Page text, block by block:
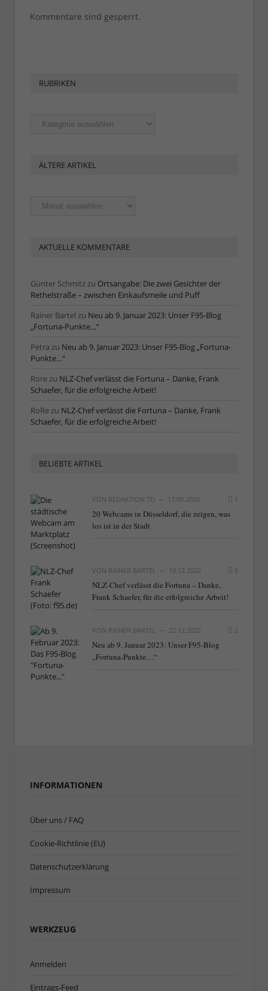
Kommentare sind gesperrt.
RUBRIKEN
Rubriken
ÄLTERE ARTIKEL
Ältere
Artikel
AKTUELLE KOMMENTARE
Günter Schmitz zu Ortsangabe: Die zwei Gesichter der
Rethelstraße – zwischen Einkaufsmeile und Puff
Rainer Bartel zu Neu ab 9. Januar 2023: Unser F95-Blog
„Fortuna-Punkte…“
Petra zu Neu ab 9. Januar 2023: Unser F95-Blog „Fortuna-
Punkte…“
Rore zu NLZ-Chef verlässt die Fortuna – Danke, Frank
Schaefer, für die erfolgreiche Arbeit!
RoRe zu NLZ-Chef verlässt die Fortuna – Danke, Frank
Schaefer, für die erfolgreiche Arbeit!
BELIEBTE ARTIKEL
VON REDAKTION TD 17.09.2020 1
20 Webcams in Düsseldorf, die zeigen, was
los ist in der Stadt
VON RAINER BARTEL 10.12.2022 5
NLZ-Chef verlässt die Fortuna – Danke,
Frank Schaefer, für die erfolgreiche Arbeit!
VON RAINER BARTEL 22.12.2022 2
Neu ab 9. Januar 2023: Unser F95-Blog
„Fortuna-Punkte…“
INFORMATIONEN
Über uns / FAQ
Cookie-Richtlinie (EU)
Datenschutzerklärung
Impressum
WERKZEUG
Anmelden
Eintrags-Feed